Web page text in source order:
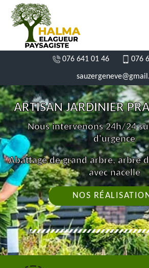
076 641 01 46 076
ARTISAN JARDINIER
Nous intervenons 24h/24
d'urgence
Abattage de grand arbre, arbre
avec nacelle
NOS